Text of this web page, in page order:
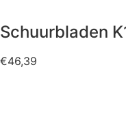
Schuurbladen
€46,39